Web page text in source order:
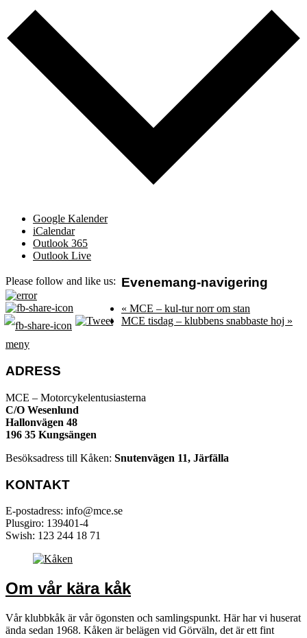
Google Kalender
iCalendar
Outlook 365
Outlook Live
Please follow and like us: Evenemang-navigering
« MCE – kul-tur norr om stan
MCE tisdag – klubbens snabbaste hoj »
meny
ADRESS
MCE – Motorcykelentusiasterna
C/O Wesenlund
Hallonvägen 48
196 35 Kungsängen
Besöksadress till Kåken: Snutenvägen 11, Järfälla
KONTAKT
E-postadress: info@mce.se
Plusgiro: 139401-4
Swish: 123 244 18 71
Om vår kära kåk
Vår klubbkåk är vår ögonsten och samlingspunkt. Här har vi huserat
ända sedan 1968. Kåken är belägen vid Görväln, det är ett fint